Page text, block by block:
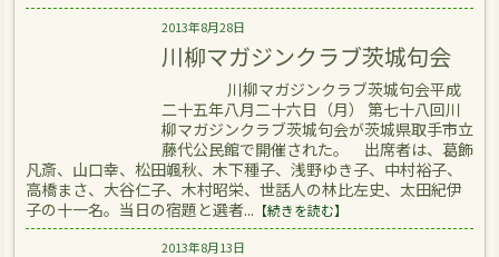
2013年8月28日
川柳マガジンクラブ茨城句会
川柳マガジンクラブ茨城句会平成
二十五年八月二十六日（月） 第七十八回川
柳マガジンクラブ茨城句会が茨城県取手市立
藤代公民館で開催された。 出席者は、葛飾
凡斎、山口幸、松田颯秋、木下種子、浅野ゆき子、中村裕子、
高橋まさ、大谷仁子、木村昭栄、世話人の林比左史、太田紀伊
子の十一名。当日の宿題と選者... 【続きを読む】
2013年8月13日